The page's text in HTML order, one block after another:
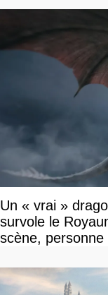
Un « vrai »
survole le
scène,